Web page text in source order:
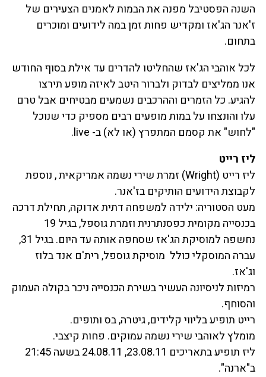
השנה הפסטיבל מפנה את הבמות לאמנים הצעירים של
ז'אנר הג'אז ומקדיש פחות זמן במה לידועים ומוכרים
בתחום.
לכל אוהבי הג'אז שהחליטו להדרים עד אילת בסוף החודש
אנו ממליצים לבדוק ולברור היטב לאיזה מופע תירצו
להגיע. כל הזמרים וההרכבים נשמעים מבטיחים אבל טרם
עלו והונצחו על במות מופעים רבים מספיק כדי שנוכל
"לחוש" את קסמם המתפרץ (או לא) ב- live.
ליז רייט
ליז רייט (Wright) זמרת שירי נשמה אמריקאית , נוספת
לקבוצת הידועים הותיקים בז'אנר.
מעט הסטוריה: ילידה למשפחה דתית אדוקה, תחילת דרכה
בכנסייה מקומית כפסנתרנית וזמרת גוספל, בגיל 19
נחשפה למוסיקת הג'אז שסחפה אותה עד היום. בגיל 31,
עברה המוסקלי כולל מוסיקת גוספל, רית'ם אנד בלוז
וג'אז.
רמיזות לניסיונה העשיר בשירת הכנסייה ניכר בקולה העמוק
והסוחף.
רייט תופיע בליווי קלידים, גיטרה, בס ותופים.
מומלץ לאוהבי שירי נשמה עמוקים. פחות קיצבי.
ליז תופיע בתאריכים 23.08.11, 24.08.11 בשעה 21:45
ב"ארנה".